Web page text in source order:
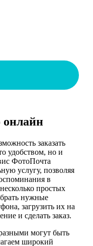
онлайн
заказать
удобством, но и
ФотоПочта
услугу, позволяя
в
простых
нужные
загрузить их на
и сделать заказ.
могут быть
широкий